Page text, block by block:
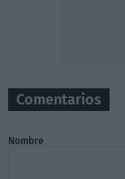
Comentarios
Nombre